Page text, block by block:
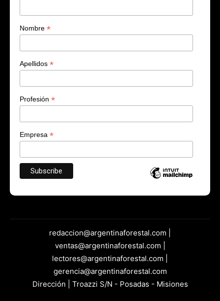
Nombre *
Apellidos *
Profesión *
Empresa *
redaccion@argentinaforestal.com |
ventas@argentinaforestal.com |
lectores@argentinaforestal.com |
gerencia@argentinaforestal.com
Dirección | Troazzi S/N - Posadas - Misiones